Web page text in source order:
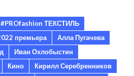
#PROfashion ТЕКСТИЛЬ
премьера
Алла Пугачева
Иван Охлобыстин
Кино
Кирилл Серебренников